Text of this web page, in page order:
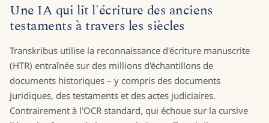
Une IA qui lit l'écriture des anciens
testaments à travers les siècles
Transkribus utilise la reconnaissance d'écriture manuscrite
(HTR) entraînée sur des millions d'échantillons de
documents historiques – y compris des documents
juridiques, des testaments et des actes judiciaires.
Contrairement à l'OCR standard, qui échoue sur la cursive